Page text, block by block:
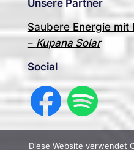
Unsere Partner
Saubere Energie mit
– Kupana Solar
Social
Facebook Spotify
Diese Website verwendet